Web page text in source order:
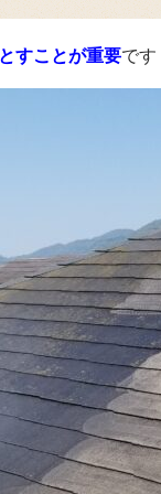
すことが重要です